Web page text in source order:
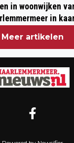
in woonwijken
in
Meer artikelen